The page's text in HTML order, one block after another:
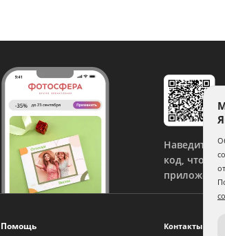
Наведите
код, чтобы
приложение.
Помощь Контакты